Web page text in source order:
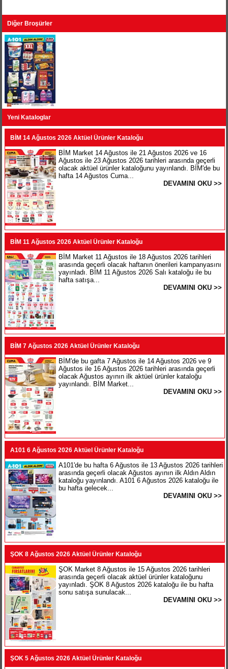
Diğer Broşürler
Yeni Kataloglar
BİM 14 Ağustos 2026 Aktüel Ürünler Kataloğu
BİM Market 14 Ağustos ile 21 Ağustos 2026 ve 16
Ağustos ile 23 Ağustos 2026 tarihleri arasında geçerli
olacak aktüel ürünler kataloğunu yayınlandı. BİM'de bu
hafta 14 Ağustos Cuma...
DEVAMINI OKU >>
BİM 11 Ağustos 2026 Aktüel Ürünler Kataloğu
BİM Market 11 Ağustos ile 18 Ağustos 2026 tarihleri
arasında geçerli olacak haftanın önerileri kampanyasını
yayınladı. BİM 11 Ağustos 2026 Salı kataloğu ile bu
hafta satışa...
DEVAMINI OKU >>
BİM 7 Ağustos 2026 Aktüel Ürünler Kataloğu
BİM'de bu gafta 7 Ağustos ile 14 Ağustos 2026 ve 9
Ağustos ile 16 Ağustos 2026 tarihleri arasında geçerli
olacak Ağustos ayının ilk aktüel ürünler kataloğu
yayınlandı. BİM Market...
DEVAMINI OKU >>
A101 6 Ağustos 2026 Aktüel Ürünler Kataloğu
A101'de bu hafta 6 Ağustos ile 13 Ağustos 2026 tarihleri
arasında geçerli olacak Ağustos ayının ilk Aldın Aldın
kataloğu yayınlandı. A101 6 Ağustos 2026 kataloğu ile
bu hafta gelecek...
DEVAMINI OKU >>
ŞOK 8 Ağustos 2026 Aktüel Ürünler Kataloğu
ŞOK Market 8 Ağustos ile 15 Ağustos 2026 tarihleri
arasında geçerli olacak aktüel ürünler kataloğunu
yayınladı. ŞOK 8 Ağustos 2026 kataloğu ile bu hafta
sonu satışa sunulacak...
DEVAMINI OKU >>
ŞOK 5 Ağustos 2026 Aktüel Ürünler Kataloğu